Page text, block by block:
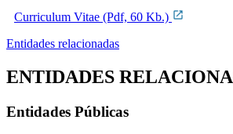
Curriculum Vitae (Pdf, 60 Kb.)
Entidades relacionadas
ENTIDADES
Entidades Públicas